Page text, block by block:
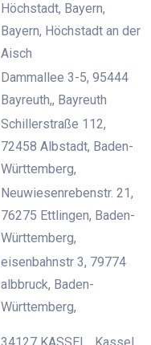
Höchstadt, Bayern,
Bayern, Höchstadt an der
Aisch
Dammallee 3-5, 95444
Bayreuth,, Bayreuth
Schillerstraße 112,
72458 Albstadt, Baden-
Württemberg,
Neuwiesenrebenstr. 21,
76275 Ettlingen, Baden-
Württemberg,
eisenbahnstr 3, 79774
albbruck, Baden-
Württemberg,